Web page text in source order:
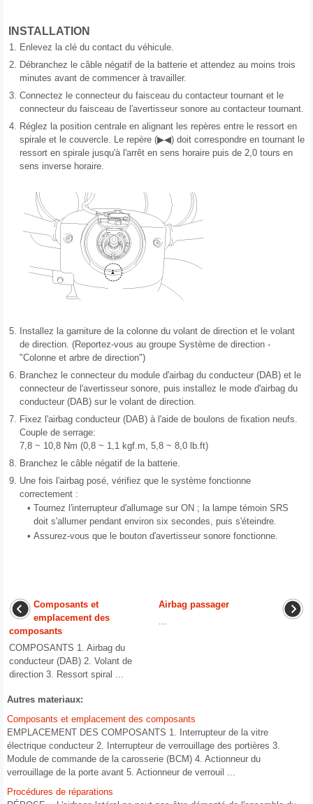
INSTALLATION
1. Enlevez la clé du contact du véhicule.
2. Débranchez le câble négatif de la batterie et attendez au moins trois
minutes avant de commencer à travailler.
3. Connectez le connecteur du faisceau du contacteur tournant et le
connecteur du faisceau de l′avertisseur sonore au contacteur tournant.
4. Réglez la position centrale en alignant les repères entre le ressort en
spirale et le couvercle. Le repère (▶◀) doit correspondre en tournant le
ressort en spirale jusqu'à l'arrêt en sens horaire puis de 2,0 tours en
sens inverse horaire.
5.
Installez la garniture de la colonne du volant de direction et le volant
de direction. (Reportez-vous au groupe Système de direction -
"Colonne et arbre de direction")
6. Branchez le connecteur du module d'airbag du conducteur (DAB) et le
connecteur de l'avertisseur sonore, puis installez le mode d'airbag du
conducteur (DAB) sur le volant de direction.
7. Fixez l'airbag conducteur (DAB) à l'aide de boulons de fixation neufs.
Couple de serrage:
7,8 ~ 10,8 Nm (0,8 ~ 1,1 kgf.m, 5,8 ~ 8,0 lb.ft)
8. Branchez le câble négatif de la batterie.
9. Une fois l′airbag posé, vérifiez que le système fonctionne
correctement :
• Tournez l′interrupteur d′allumage sur ON ; la lampe témoin SRS
doit s'allumer pendant environ six secondes, puis s'éteindre.
• Assurez-vous que le bouton d′avertisseur sonore fonctionne.
Composants et
emplacement des
composants
COMPOSANTS 1. Airbag du
conducteur (DAB) 2. Volant de
direction 3. Ressort spiral ...
Airbag passager
...
Autres materiaux:
Composants et emplacement des composants
EMPLACEMENT DES COMPOSANTS 1. Interrupteur de la vitre
électrique conducteur 2. Interrupteur de verrouillage des portières 3.
Module de commande de la carosserie (BCM) 4. Actionneur du
verrouillage de la porte avant 5. Actionneur de verrouil ...
Procédures de réparations